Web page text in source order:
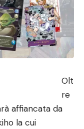
Olt
re
affiancata da
la cui